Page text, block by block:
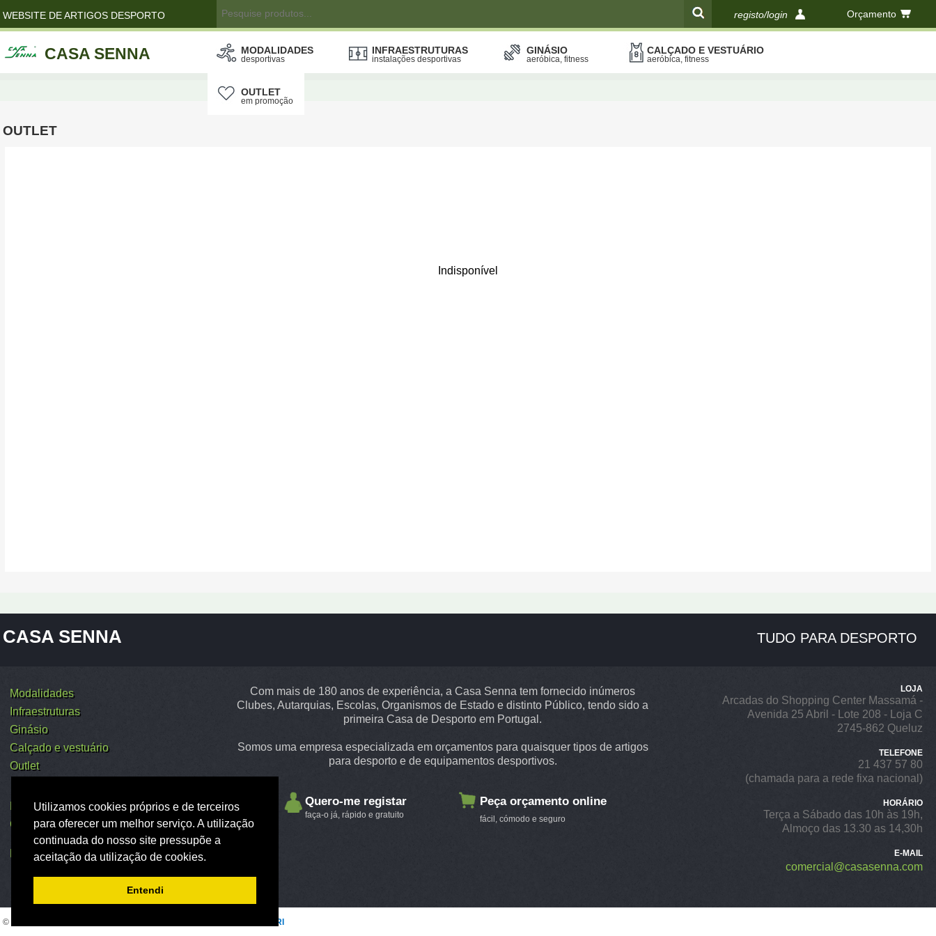
Utilizamos cookies próprios e de terceiros
para oferecer um melhor serviço. A utilização
continuada do nosso site pressupõe a
aceitação da utilização de cookies.
Entendi
WEBSITE DE ARTIGOS DESPORTO registo/login Orçamento
CASA SENNA MODALIDADES
desportivas
INFRAESTRUTURAS
instalações desportivas
GINÁSIO
aeróbica, fitness
CALÇADO E VESTUÁRIO
aeróbica, fitness
OUTLET
em promoção
OUTLET
Indisponível
CASA SENNA TUDO PARA DESPORTO
Modalidades
Infraestruturas
Ginásio
Calçado e vestuário
Outlet
Empresa
Contactos
Livro de Reclamações
Com mais de 180 anos de experiência, a Casa Senna tem fornecido inúmeros
Clubes, Autarquias, Escolas, Organismos de Estado e distinto Público, tendo sido a
primeira Casa de Desporto em Portugal.
Somos uma empresa especializada em orçamentos para quaisquer tipos de artigos
para desporto e de equipamentos desportivos.
Quero-me registar
faça-o já, rápido e gratuito
Peça orçamento online
fácil, cómodo e seguro
LOJA
Arcadas do Shopping Center Massamá -
Avenida 25 Abril - Lote 208 - Loja C
2745-862 Queluz
TELEFONE
21 437 57 80
(chamada para a rede fixa nacional)
HORÁRIO
Terça a Sábado das 10h às 19h,
Almoço das 13.30 as 14,30h
E-MAIL
comercial@casasenna.com
© 2026 NOSTRI